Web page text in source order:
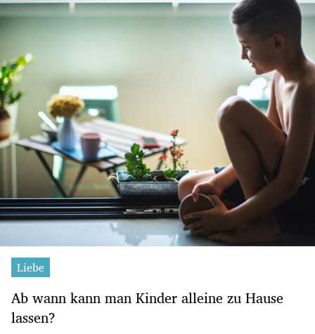
Liebe
Ab wann kann man Kinder alleine zu Hause
lassen?